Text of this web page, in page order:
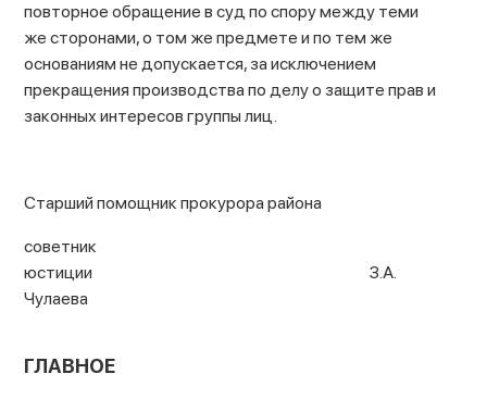
повторное обращение в суд по спору между теми
же сторонами, о том же предмете и по тем же
основаниям не допускается, за исключением
прекращения производства по делу о защите прав и
законных интересов группы лиц.
Старший помощник прокурора района
советник
юстиции З.А.
Чулаева
ГЛАВНОЕ